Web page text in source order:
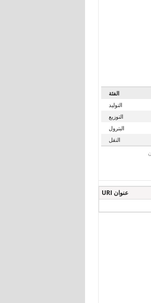
الفئة
التوليد
التوزيع
البترول
النقل
عنوان URI